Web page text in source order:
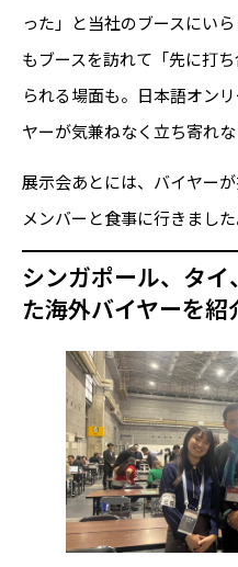
った」と当社のブースにい
もブースを訪れて「先に打
られる場面も。日本語オン
ヤーが気兼ねなく立ち寄れ
展示会あとには、バイヤー
メンバーと食事に行きました
シンガポール、タ
た海外バイヤーを紹